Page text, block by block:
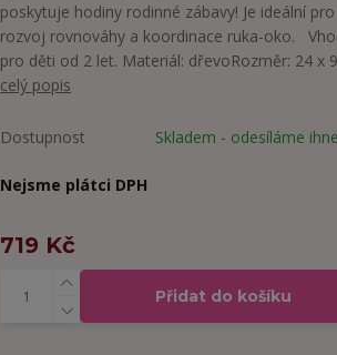
poskytuje hodiny rodinné zábavy! Je ideální pro
rozvoj rovnováhy a koordinace ruka-oko.
pro děti od 2 let. Materiál: dřevoRozměr: 24 x
celý popis
Dostupnost Skladem - odesíláme
Nejsme plátci DPH
719 Kč
Přidat do košíku